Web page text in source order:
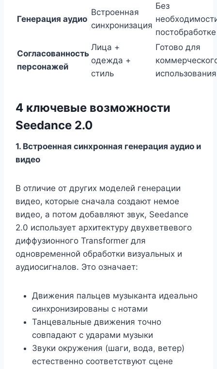
Генерация аудио
Встроенная
синхронизация
Без
постобработке
Согласованность
персонажей
Лица +
одежда +
стиль
Готово для
использования
4 ключевые возможности
Seedance 2.0
1. Встроенная синхронная генерация аудио и
видео
В отличие от других моделей генерации
видео, которые сначала создают немое
видео, а потом добавляют звук, Seedance
2.0 использует архитектуру двухветвевого
диффузионного Transformer для
одновременной обработки визуальных и
аудиосигналов. Это означает:
Движения пальцев музыканта идеально
синхронизированы с нотами
Танцевальные движения точно
совпадают с ударами музыки
Звуки окружения (шаги, вода, ветер)
естественно соответствуют сцене